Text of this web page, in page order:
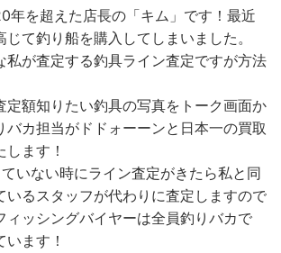
年を超えた店長の「キム」です！最近
て釣り船を購入してしまいました。
私が査定する釣具ライン査定ですが方法
定額知りたい釣具の写真をトーク画面か
バカ担当がドドォーーンと日本一の買取
ます！
いない時にライン査定がきたら私と同
いるスタッフが代わりに査定しますので
ィッシングバイヤーは全員釣りバカで
ます！